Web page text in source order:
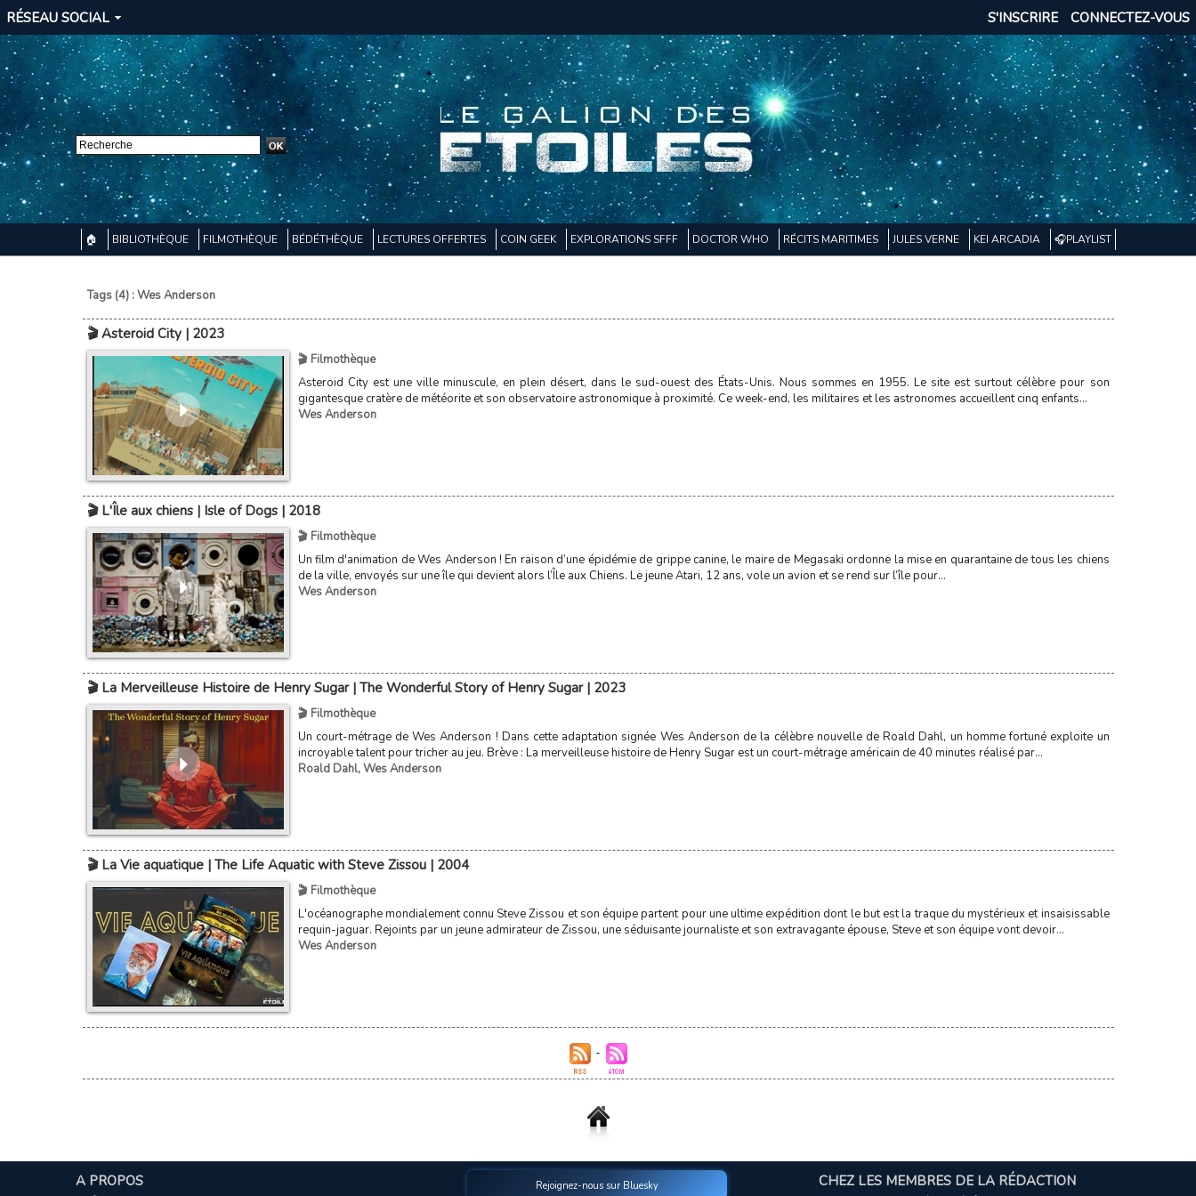
RÉSEAU SOCIAL CONNECTEZ-VOUS
S'INSCRIRE
🏠 BIBLIOTHÈQUE FILMOTHÈQUE BÉDÉTHÈQUE LECTURES OFFERTES COIN GEEK EXPLORATIONS SFFF DOCTOR WHO RÉCITS MARITIMES JULES VERNE KEI ARCADIA 🎧PLAYLIST
Tags (4) : Wes Anderson
🎬 Asteroid City | 2023
🎬 Filmothèque
Asteroid City est une ville minuscule, en plein désert, dans le sud-ouest des États-Unis. Nous sommes en 1955. Le site est surtout célèbre pour son
gigantesque cratère de météorite et son observatoire astronomique à proximité. Ce week-end, les militaires et les astronomes accueillent cinq enfants...
Wes Anderson
🎬 L'Île aux chiens | Isle of Dogs | 2018
🎬 Filmothèque
Un film d'animation de Wes Anderson ! En raison d’une épidémie de grippe canine, le maire de Megasaki ordonne la mise en quarantaine de tous les chiens
de la ville, envoyés sur une île qui devient alors l’Île aux Chiens. Le jeune Atari, 12 ans, vole un avion et se rend sur l’île pour...
Wes Anderson
🎬 La Merveilleuse Histoire de Henry Sugar | The Wonderful Story of Henry Sugar | 2023
🎬 Filmothèque
Un court-métrage de Wes Anderson ! Dans cette adaptation signée Wes Anderson de la célèbre nouvelle de Roald Dahl, un homme fortuné exploite un
incroyable talent pour tricher au jeu. Brève : La merveilleuse histoire de Henry Sugar est un court-métrage américain de 40 minutes réalisé par...
Roald Dahl,Wes Anderson
🎬 La Vie aquatique | The Life Aquatic with Steve Zissou | 2004
🎬 Filmothèque
L'océanographe mondialement connu Steve Zissou et son équipe partent pour une ultime expédition dont le but est la traque du mystérieux et insaisissable
requin-jaguar. Rejoints par un jeune admirateur de Zissou, une séduisante journaliste et son extravagante épouse, Steve et son équipe vont devoir...
Wes Anderson
A PROPOS Rejoignez-nous sur Bluesky CHEZ LES MEMBRES DE LA RÉDACTION